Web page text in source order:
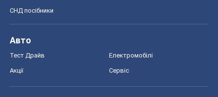
СНД посібники
Авто
Тест Драйв Електромобілі
Акції Сервіс